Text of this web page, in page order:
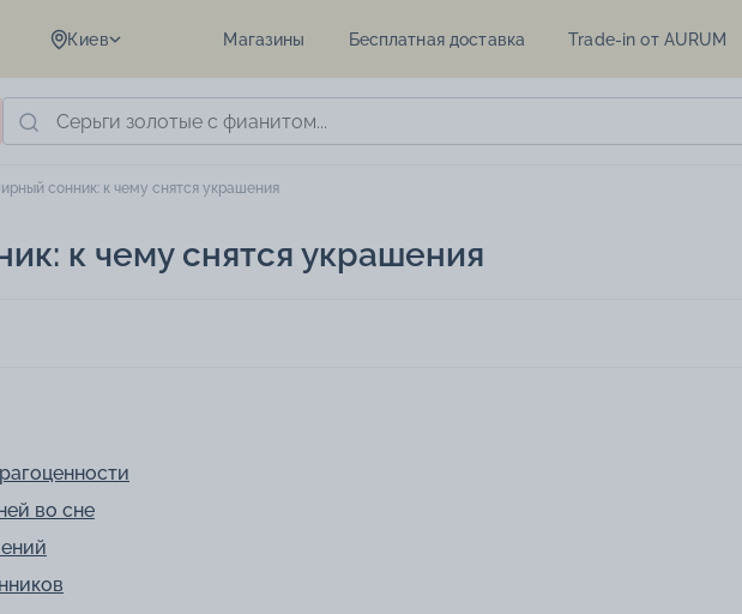
Киев Магазины Бесплатная доставка Trade-in от AURUM
сонник: к чему снятся украшения
к чему снятся украшения
во сне